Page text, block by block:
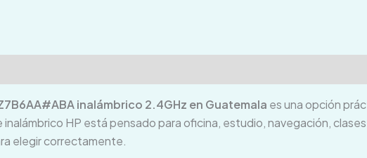
inalámbrico 2.4GHz en Guatemala es una opción
HP está pensado para oficina, estudio, navegación,
elegir correctamente.